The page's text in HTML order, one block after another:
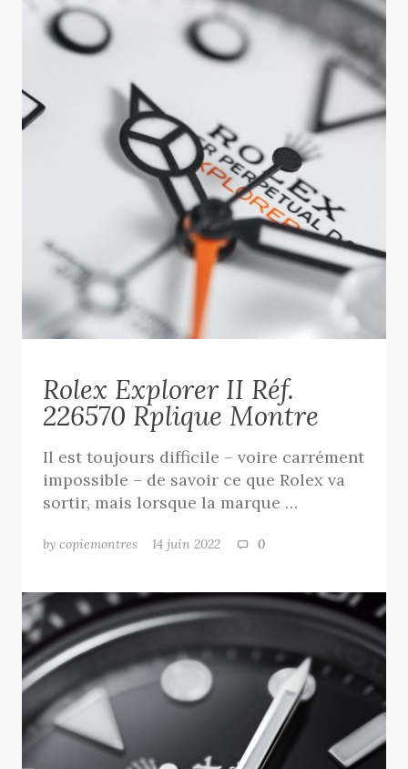
Rolex Explorer II Réf.
226570 Rplique Montre
Il est toujours difficile – voire carrément
impossible – de savoir ce que Rolex va
sortir, mais lorsque la marque …
by copiemontres 14 juin 2022 0